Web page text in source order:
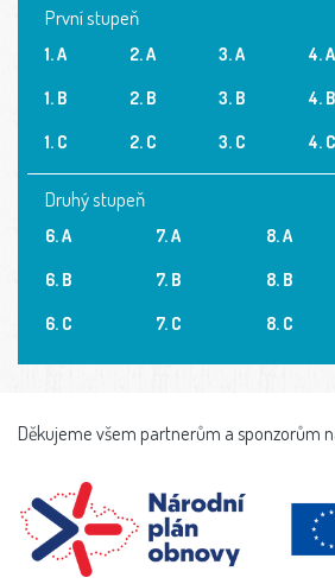
První stupeň
1. A
1. B
1. C
2. A
2. B
2. C
3. A
3. B
3. C
4. A
4. B
4. C
Druhý stupeň
6. A
6. B
6. C
7. A
7. B
7. C
8. A
8. B
8. C
Děkujeme všem partnerům a sponzorům